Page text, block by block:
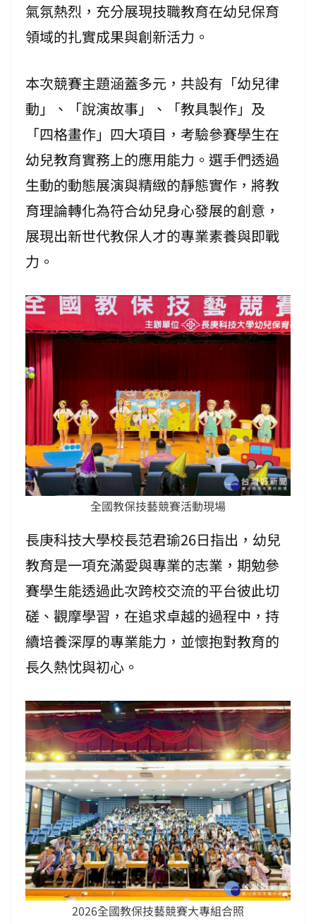
氣氛熱烈，充分展現技職教育在幼兒保育
領域的扎實成果與創新活力。
本次競賽主題涵蓋多元，共設有「幼兒律
動」、「說演故事」、「教具製作」及
「四格畫作」四大項目，考驗參賽學生在
幼兒教育實務上的應用能力。選手們透過
生動的動態展演與精緻的靜態實作，將教
育理論轉化為符合幼兒身心發展的創意，
展現出新世代教保人才的專業素養與即戰
力。
全國教保技藝競賽活動現場
長庚科技大學校長范君瑜26日指出，幼兒
教育是一項充滿愛與專業的志業，期勉參
賽學生能透過此次跨校交流的平台彼此切
磋、觀摩學習，在追求卓越的過程中，持
續培養深厚的專業能力，並懷抱對教育的
長久熱忱與初心。
2026全國教保技藝競賽大專組合照